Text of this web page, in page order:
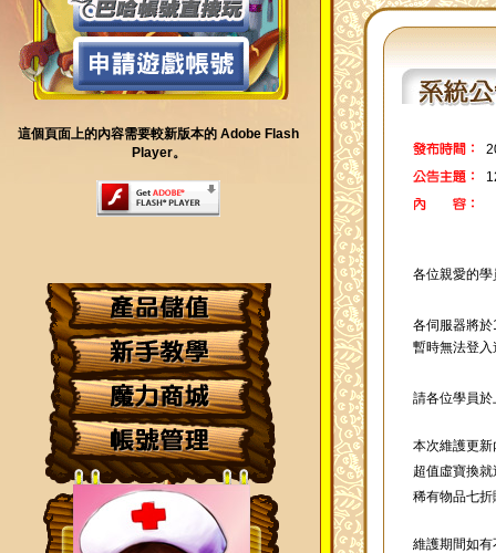
這個頁面上的內容需要較新版本的 Adobe Flash
Player。
各位親愛的學
各伺服器將
暫時無法登入
請各位學員
本次維護更新
超值虛寶換就
稀有物品七折
維護期間如